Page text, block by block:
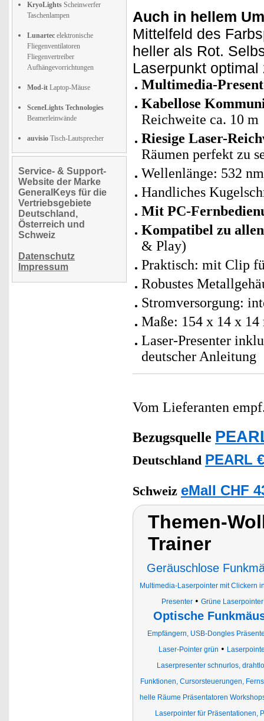
KryoLights Scheinwerfer
Taschenlampen
Lunartec elektronische
Fliegenventilatoren
Fliegenvertreiber
Aufhängevorrichtungen
Mod-it Laptop-Mäuse
SceneLights Technologies
Beamerleinwände
auvisio Tisch-Lautsprecher
Service- & Support-
Website der Marke
GeneralKeys für die
Vertriebsgebiete
Deutschland,
Österreich und
Schweiz
Datenschutz
Impressum
Auch in hellem
Mittelfeld des
heller als Rot.
Laserpunkt optimal
Multimedia-
Kabellose
Reichweite ca. 10 m
Riesige Laser-
Räumen perfekt zu
Wellenlänge: 532
Handliches
Mit PC-
Kompatibel zu
& Play)
Praktisch: mit Clip
Robustes
Stromversorgung:
Maße: 154 x 14 x
Laser-Presenter
deutscher Anleitung
Vom Lieferanten
Bezugsquelle
Deutschland PEARL
Schweiz eMall CHF
Themen-
Trainer
Geräuschlose
Multimedia-Laserpointer mit Clickern
Presenter• Grüne Laserpointer
Optische
Empfängern, USB-Dongles
Laser-Pointer grün •
Laserpresenter schnurlos,
Funktionen, Cursorsteuerungen,
helle Räume Präsentatoren
Laserpointer für Präsentationen,